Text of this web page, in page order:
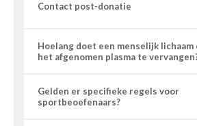
Contact post-donatie
Hoelang doet een menselijk lichaam
het afgenomen plasma te
Gelden er specifieke regels voor
sportbeoefenaars?